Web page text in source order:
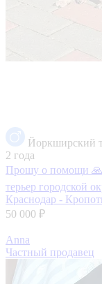
Йоркширский
2 года
Прошу о помощи 🙏
терьер городской
Краснодар -
50 000 ₽
Anna
Частный продавец